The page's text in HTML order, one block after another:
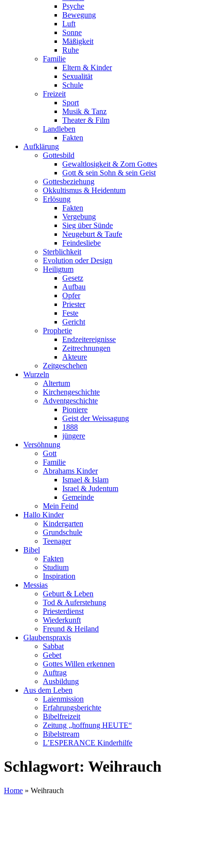
Psyche
Bewegung
Luft
Sonne
Mäßigkeit
Ruhe
Familie
Eltern & Kinder
Sexualität
Schule
Freizeit
Sport
Musik & Tanz
Theater & Film
Landleben
Fakten
Aufklärung
Gottesbild
Gewaltlosigkeit & Zorn Gottes
Gott & sein Sohn & sein Geist
Gottesbeziehung
Okkultismus & Heidentum
Erlösung
Fakten
Vergebung
Sieg über Sünde
Neugeburt & Taufe
Feindesliebe
Sterblichkeit
Evolution oder Design
Heiligtum
Gesetz
Aufbau
Opfer
Priester
Feste
Gericht
Prophetie
Endzeitereignisse
Zeitrechnungen
Akteure
Zeitgeschehen
Wurzeln
Altertum
Kirchengeschichte
Adventgeschichte
Pioniere
Geist der Weissagung
1888
jüngere
Versöhnung
Gott
Familie
Abrahams Kinder
Ismael & Islam
Israel & Judentum
Gemeinde
Mein Feind
Hallo Kinder
Kindergarten
Grundschule
Teenager
Bibel
Fakten
Studium
Inspiration
Messias
Geburt & Leben
Tod & Auferstehung
Priesterdienst
Wiederkunft
Freund & Heiland
Glaubenspraxis
Sabbat
Gebet
Gottes Willen erkennen
Auftrag
Ausbildung
Aus dem Leben
Laienmission
Erfahrungsberichte
Bibelfreizeit
Zeitung „hoffnung HEUTE“
Bibelstream
L’ESPERANCE Kinderhilfe
Schlagwort: Weihrauch
Home » Weihrauch